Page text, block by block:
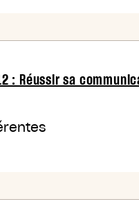
12 : Réussir sa